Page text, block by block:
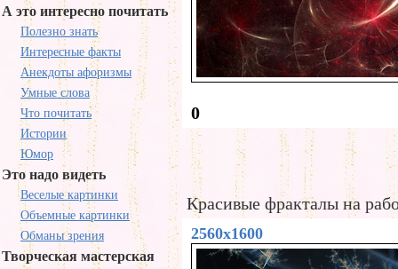
А это интересно почитать
Полезно знать
Интересные факты
Анекдоты афоризмы
Умные слова
Что почитать
Истории
Юмор
Это надо видеть
Веселые картинки
Объемные картинки
Обманы зрения
Творческая мастерская
0
Красивые фракталы на
2560x1600